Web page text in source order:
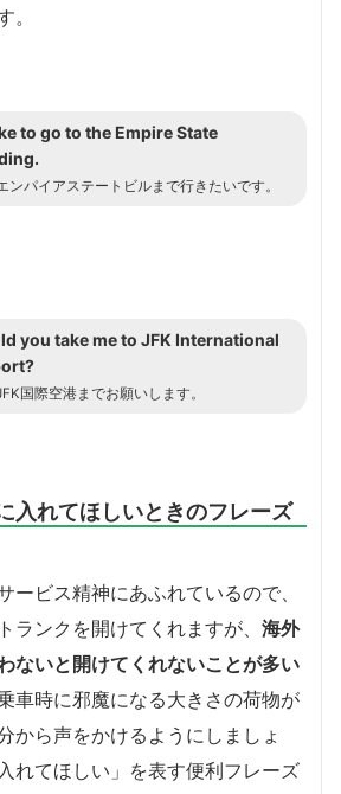
。
to go to the Empire State
ンパイアステートビルまで行きたいです。
you take me to JFK International
国際空港までお願いします。
入れてほしいときのフレーズ
ービス精神にあふれているので、
ランクを開けてくれますが、 海外
ないと開けてくれないことが多い
車時に邪魔になる大きさの荷物が
から声をかけるようにしましょ
れてほしい」を表す便利フレーズ